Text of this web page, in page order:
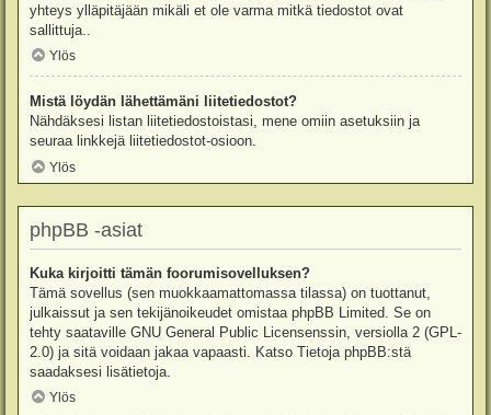
yhteys ylläpitäjään mikäli et ole varma mitkä tiedostot ovat
sallittuja..
Ylös
Mistä löydän lähettämäni liitetiedostot?
Nähdäksesi listan liitetiedostoistasi, mene omiin asetuksiin ja
seuraa linkkejä liitetiedostot-osioon.
Ylös
phpBB -asiat
Kuka kirjoitti tämän foorumisovelluksen?
Tämä sovellus (sen muokkaamattomassa tilassa) on tuottanut,
julkaissut ja sen tekijänoikeudet omistaa phpBB Limited . Se on
tehty saataville GNU General Public Licensenssin, versiolla 2 (GPL-
2.0) ja sitä voidaan jakaa vapaasti. Katso Tietoja phpBB:stä
saadaksesi lisätietoja.
Ylös